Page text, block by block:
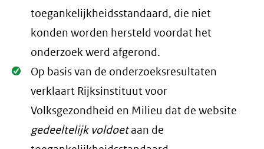
toegankelijkheidsstandaard, die niet
konden worden hersteld voordat het
onderzoek werd afgerond.
Oké.
Op basis van de onderzoeksresultaten
verklaart Rijksinstituut voor
Volksgezondheid en Milieu dat de website
gedeeltelijk voldoetaan de